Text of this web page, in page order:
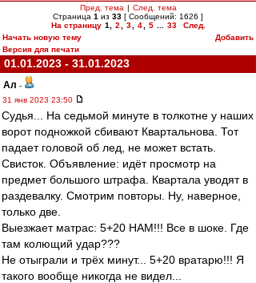
Пред. тема | След. тема
Страница 1 из 33 [ Сообщений: 1626 ]
На страницу 1 2 3 4 5 33
След.
Начать новую тему
Добавить
Версия для печати
01.01.2023 - 31.01.2023
Ал -
31 янв 2023 23:50
Судья... На седьмой минуте в толкотне у наших
ворот подножкой сбивают Квартальнова. Тот
падает головой об лед, не может встать.
Свисток. Объявление: идёт просмотр на
предмет большого штрафа. Квартала уводят в
раздевалку. Смотрим повторы. Ну, наверное,
только две.
Выезжает матрас: 5+20 НАМ!!! Все в шоке. Где
там колющий удар???
Не отыграли и трёх минут... 5+20 вратарю!!! Я
такого вообще никогда не видел...